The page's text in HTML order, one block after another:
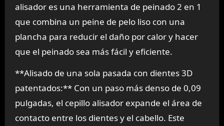
alisador es una herramienta de peinado 2 en 1
que combina un peine de pelo liso con una
plancha para reducir el daño por calor y hacer
que el peinado sea más fácil y eficiente.
**Alisado de una sola pasada con dientes 3D
patentados:** Con un paso más denso de 0,09
pulgadas, el cepillo alisador expande el área de
contacto entre los dientes y el cabello. Este